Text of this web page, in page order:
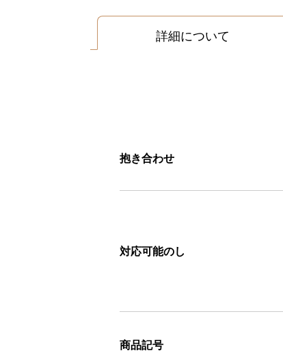
詳細について
抱き合わせ
対応可能のし
商品記号